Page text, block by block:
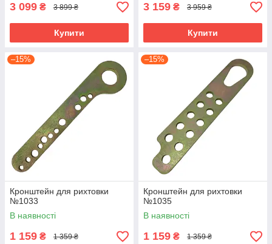
3 099 ₴ 3 899 ₴
Купити
3 159 ₴ 3 959 ₴
Купити
–15%
Кронштейн для рихтовки
№1033
В наявності
1 159 ₴ 1 359 ₴
–15%
Кронштейн для рихтовки
№1035
В наявності
1 159 ₴ 1 359 ₴